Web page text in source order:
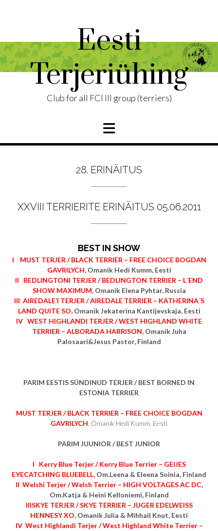
Eesti
Terjeriühing
Club for all FCI III group (terriers)
28. ERINÄITUS
XXVIII TERRIERITE ERINÄITUS 05.06.2011
BEST IN SHOW
I MUST TERJER / BLACK TERRIER – FREE CHOICE BOGDAN
GAVRILYCH, Omanik Hedi Kumm, Eesti
II BEDLINGTONI TERJER / BEDLINGTON TERRIER – L´END
SHOW MAXIMUM, Omanik Elena Pyhtar, Russia
III AIREDALE’I TERJER / AIREDALE TERRIER – KATHERINA´S
LAND QUITE SO, Omanik Jekaterina Kantijevskaja, Eesti
IV WEST HIGHLANDI TERJER / WEST HIGHLAND WHITE
TERRIER – ALBORADA HARRISON, Omanik Juha
Palosaari&Jesus Pastor, Finland
PARIM EESTIS SÜNDINUD TERJER / BEST BORNED IN
ESTONIA TERRIER
MUST TERJER / BLACK TERRIER – FREE CHOICE BOGDAN
GAVRILYCH , Omanik Hedi Kumm, Eesti
PARIM JUUNIOR / BEST JUNIOR
I Kerry Blue Terjer / Kerry Blue Terrier – GEIJES
EYECATCHING BLUEBELL, Om.Leena & Eleena Soinia, Finland
II Welshi Terjer / Welsh Terrier – HIGH VOLTAGES AC DC,
Om.Katja & Heini Kelloniemi, Finland
IIISKYE TERJER / SKYE TERRIER – JUGER EDELWEISS
HENNESY XO, Omanik Julia & Mihhail Knut, Eesti
IV West Highlandi Terjer / West Highland White Terrier –